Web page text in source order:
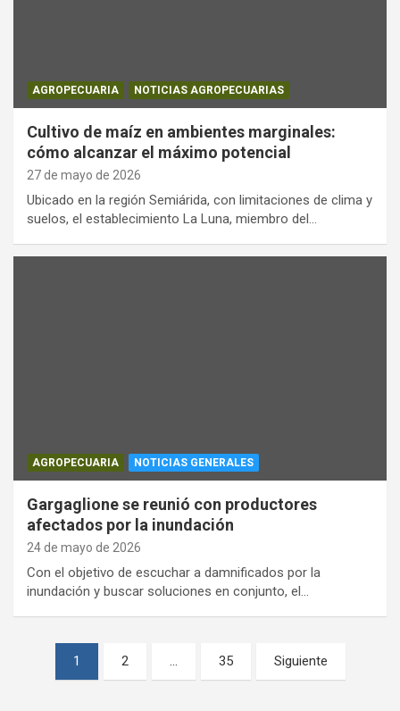
AGROPECUARIA NOTICIAS AGROPECUARIAS
Cultivo de maíz en ambientes marginales:
cómo alcanzar el máximo potencial
27 de mayo de 2026
Ubicado en la región Semiárida, con limitaciones de clima y
suelos, el establecimiento La Luna, miembro del…
AGROPECUARIA NOTICIAS GENERALES
Gargaglione se reunió con productores
afectados por la inundación
24 de mayo de 2026
Con el objetivo de escuchar a damnificados por la
inundación y buscar soluciones en conjunto, el…
Paginación
1 2 … 35 Siguiente